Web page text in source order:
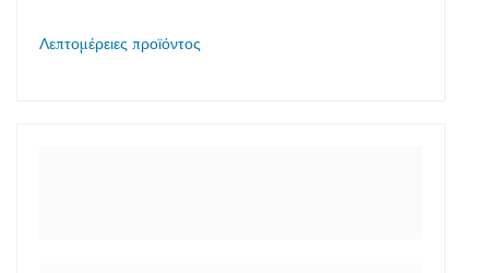
Λεπτομέρειες προϊόντος